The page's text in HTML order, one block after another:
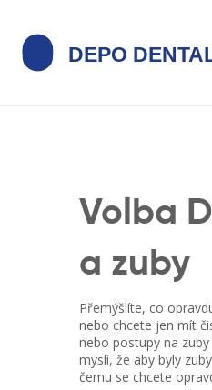
Volba
a zuby
Přemýšlíte, co
nebo chcete jen mít
nebo postupy na
myslí, že aby byly
čemu se chcete